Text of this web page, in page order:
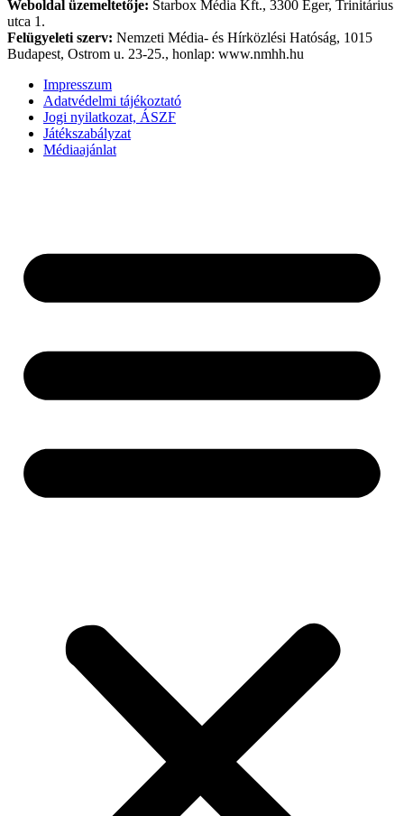
Weboldal üzemeltetője: Starbox Média Kft., 3300 Eger, Trinitárius
utca 1.
Felügyeleti szerv: Nemzeti Média- és Hírközlési Hatóság, 1015
Budapest, Ostrom u. 23-25., honlap: www.nmhh.hu
Impresszum
Adatvédelmi tájékoztató
Jogi nyilatkozat, ÁSZF
Játékszabályzat
Médiaajánlat